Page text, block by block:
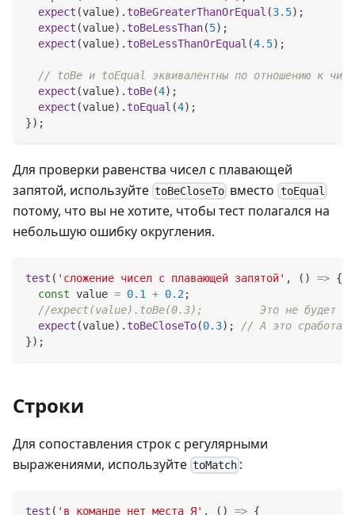
expect (value) . toBeGreaterThanOrEqual (3.5) ;
expect (value) . toBeLessThan(5) ;
expect (value) . toBeLessThanOrEqual (4.5) ;
// toBe и toEqual эквивалентны по отношению к
expect (value) . toBe(4) ;
expect (value) . toEqual (4) ;
}) ;
Для проверки равенства чисел с плавающей
запятой, используйте toBeCloseTo вместо toEqual
потому, что вы не хотите, чтобы тест полагался на
небольшую ошибку округления.
test ( 'сложение чисел с плавающей запятой' , ( ) => {
const value = 0.1 + 0.2;
//expect(value).toBe(0.3);         Это не будет
expect (value) . toBeCloseTo(0.3) ;
// А это
}) ;
Строки
Для сопоставления строк с регулярными
выражениями, используйте toMatch :
test ( 'в команде нет места Я' , ( ) => {